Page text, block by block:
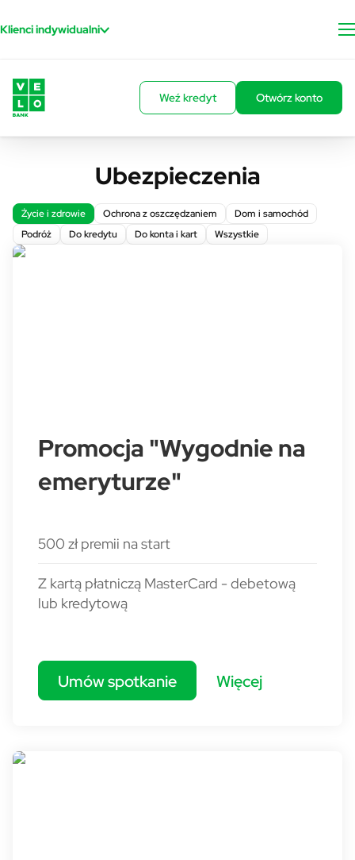
Klienci indywidualni
Weź kredyt Otwórz konto
Ubezpieczenia
Życie i zdrowie Ochrona z oszczędzaniem
Dom i samochód
Podróż
Do kredytu Do konta i kart Wszystkie
Promocja "Wygodnie na
emeryturze"
500 zł premii na start
Z kartą płatniczą MasterCard - debetową
lub kredytową
Umów spotkanie Więcej